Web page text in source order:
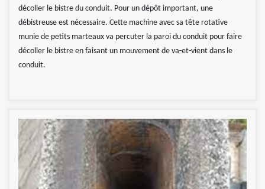
décoller le bistre du conduit. Pour un dépôt important, une
débistreuse est nécessaire. Cette machine avec sa tête rotative
munie de petits marteaux va percuter la paroi du conduit pour faire
décoller le bistre en faisant un mouvement de va-et-vient dans le
conduit.